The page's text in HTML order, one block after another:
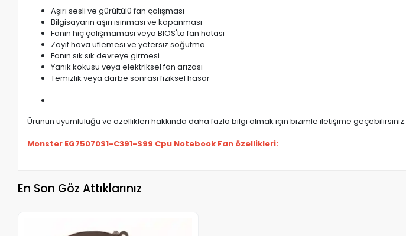
Aşırı sesli ve gürültülü fan çalışması
Bilgisayarın aşırı ısınması ve kapanması
Fanın hiç çalışmaması veya BIOS'ta fan hatası
Zayıf hava üflemesi ve yetersiz soğutma
Fanın sık sık devreye girmesi
Yanık kokusu veya elektriksel fan arızası
Temizlik veya darbe sonrası fiziksel hasar
Ürünün uyumluluğu ve özellikleri hakkında daha fazla bilgi almak için bizimle iletişime geçebilirsiniz.
Monster EG75070S1-C391-S99 Cpu Notebook Fan özellikleri:
En Son Göz Attıklarınız